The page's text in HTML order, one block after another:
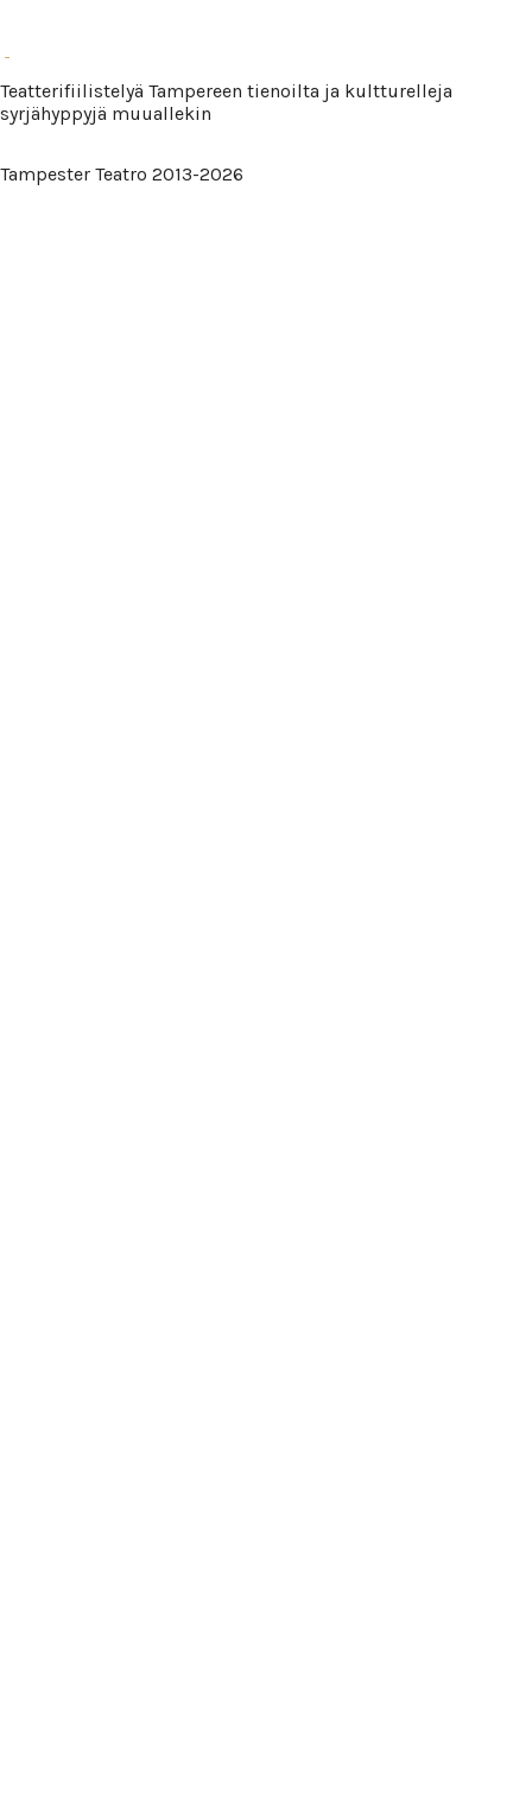
Teatterifiilistelyä Tampereen tienoilta ja kultturelleja
syrjähyppyjä muuallekin
Tampester Teatro 2013-2026